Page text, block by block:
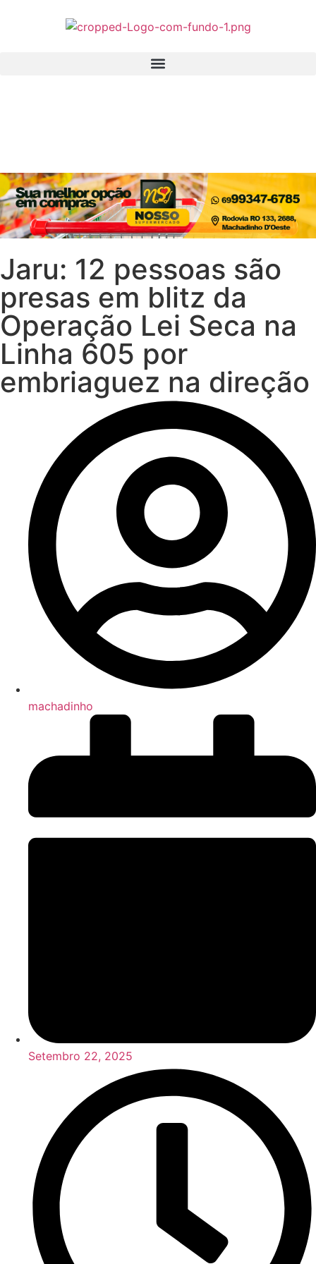
Jaru: 12 pessoas são
presas em blitz da
Operação Lei Seca na
Linha 605 por
embriaguez na direção
machadinho
Setembro 22, 2025